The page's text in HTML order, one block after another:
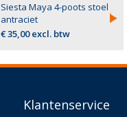
Siesta Maya 4-poots stoel
antraciet
€ 35,00 excl. btw
Klantenservice